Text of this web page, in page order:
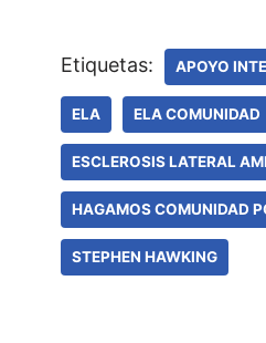
Etiquetas: APOYO
ELA ELA COMUNIDAD
ESCLEROSIS LATERAL
HAGAMOS COMUNIDAD
STEPHEN HAWKING